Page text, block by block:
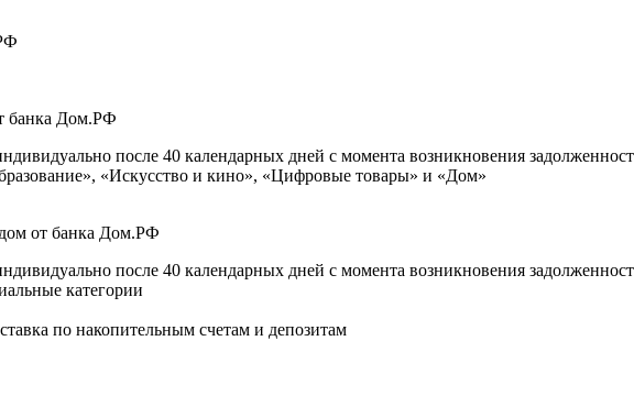
после 40 календарных дней с момента возникновения
«Искусство и кино», «Цифровые товары» и «Дом»
после 40 календарных дней с момента возникновения
категории
по накопительным счетам и депозитам